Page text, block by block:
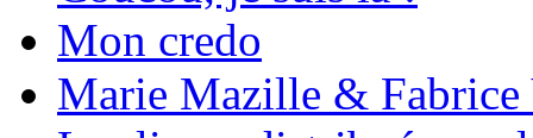
Mon credo
Marie Mazille & Fabrice